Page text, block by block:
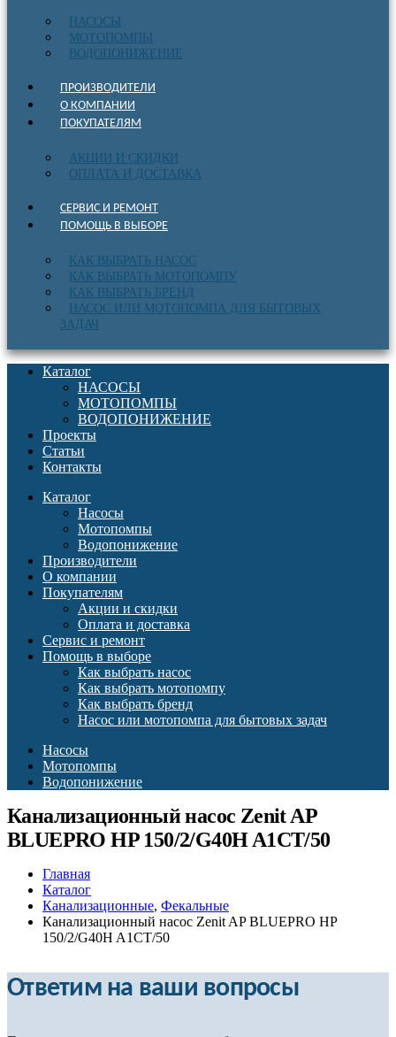
НАСОСЫ
МОТОПОМПЫ
ВОДОПОНИЖЕНИЕ
ПРОИЗВОДИТЕЛИ
О КОМПАНИИ
ПОКУПАТЕЛЯМ
АКЦИИ И СКИДКИ
ОПЛАТА И ДОСТАВКА
СЕРВИС И РЕМОНТ
ПОМОЩЬ В ВЫБОРЕ
КАК ВЫБРАТЬ НАСОС
КАК ВЫБРАТЬ МОТОПОМПУ
КАК ВЫБРАТЬ БРЕНД
НАСОС ИЛИ МОТОПОМПА ДЛЯ БЫТОВЫХ
ЗАДАЧ
Каталог
НАСОСЫ
МОТОПОМПЫ
ВОДОПОНИЖЕНИЕ
Проекты
Статьи
Контакты
Каталог
Насосы
Мотопомпы
Водопонижение
Производители
О компании
Покупателям
Акции и скидки
Оплата и доставка
Сервис и ремонт
Помощь в выборе
Как выбрать насос
Как выбрать мотопомпу
Как выбрать бренд
Насос или мотопомпа для бытовых задач
Насосы
Мотопомпы
Водопонижение
Канализационный насос Zenit AP
BLUEPRO HP 150/2/G40H A1CT/50
Главная
Каталог
Канализационные, Фекальные
Канализационный насос Zenit AP BLUEPRO HP
150/2/G40H A1CT/50
Ответим на ваши вопросы